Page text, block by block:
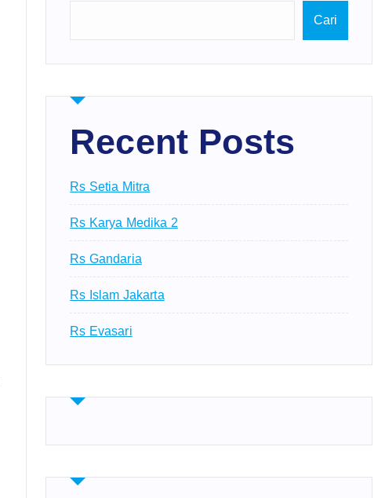
Cari
Recent Posts
Rs Setia Mitra
Rs Karya Medika 2
Rs Gandaria
Rs Islam Jakarta
Rs Evasari